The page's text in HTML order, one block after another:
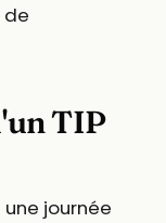
de
TIP
journée